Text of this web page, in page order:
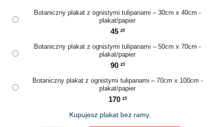
Botaniczny plakat z ognistymi tulipanami – 30cm x 40cm -
plakat/papier
45 zł
Botaniczny plakat z ognistymi tulipanami – 50cm x 70cm -
plakat/papier
90 zł
Botaniczny plakat z ognistymi tulipanami – 70cm x 100cm -
plakat/papier
170 zł
Kupujesz plakat bez ramy.